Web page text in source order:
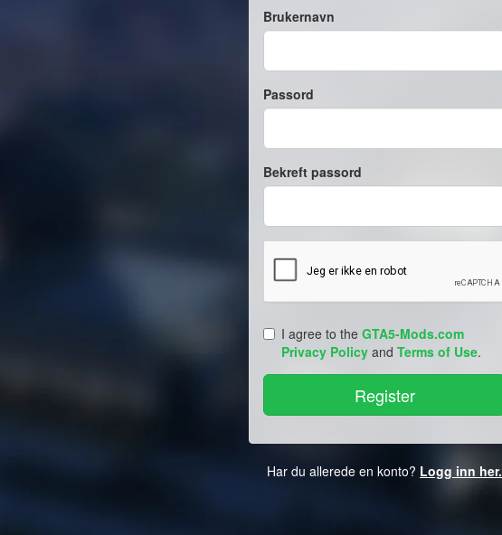
Brukernavn
Passord
Bekreft passord
I agree to the GTA5-Mods.com
Privacy Policy and Terms of Use.
Har du allerede en konto? Logg inn her.